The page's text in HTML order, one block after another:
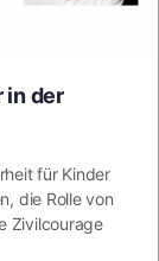
in der
für Kinder
die Rolle von
Zivilcourage